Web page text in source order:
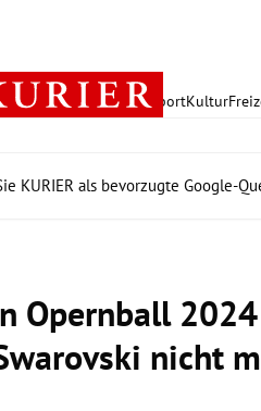
PolitikWirtschaft SportKultur
KURIER als bevorzugte Google-
Opernball
nicht